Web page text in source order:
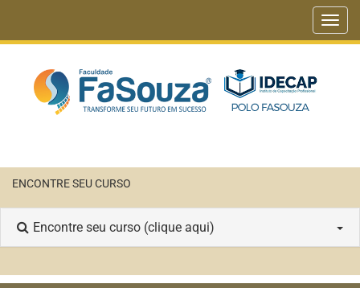
ENCONTRE SEU CURSO
Encontre seu curso (clique aqui)